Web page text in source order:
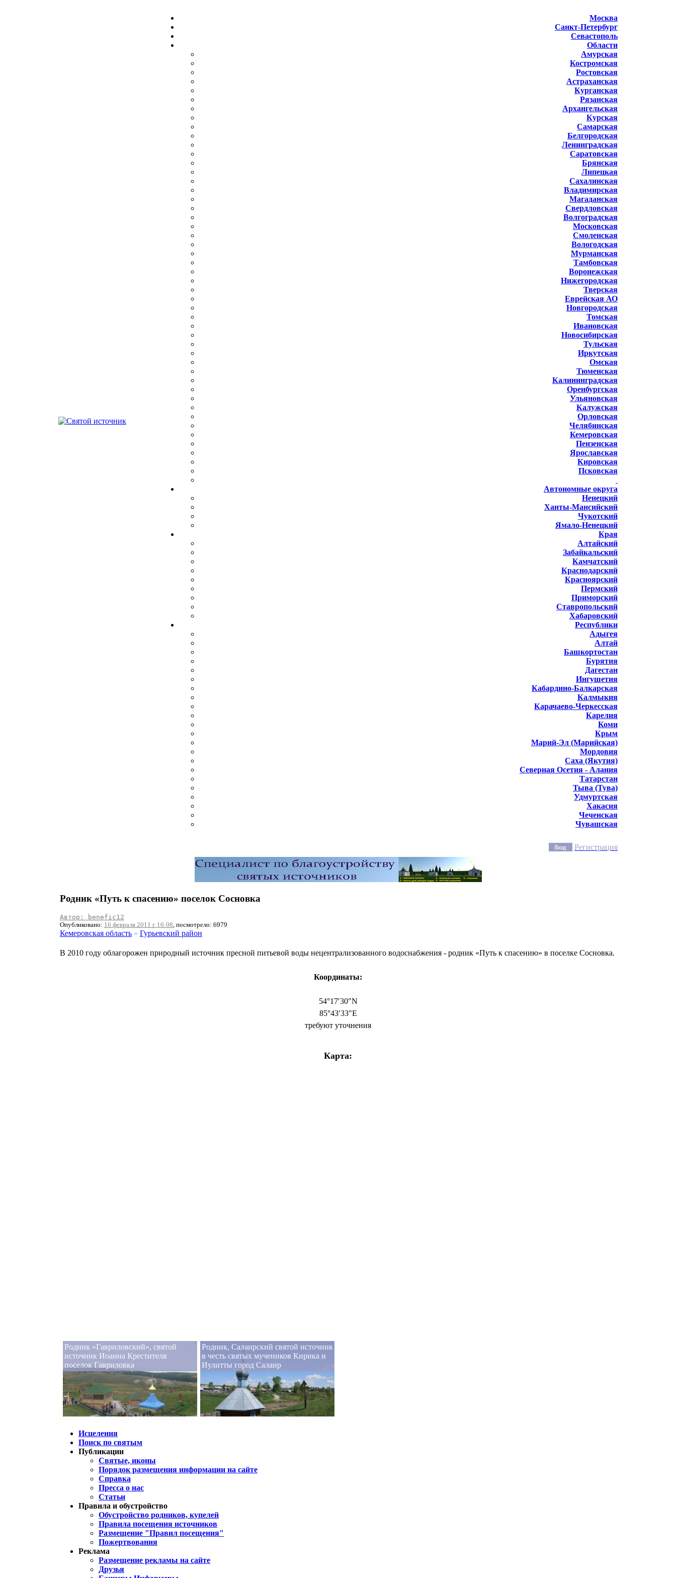
Москва
Санкт-Петербург
Севастополь
Области
Амурская
Костромская
Ростовская
Астраханская
Курганская
Рязанская
Архангельская
Курская
Самарская
Белгородская
Ленинградская
Саратовская
Брянская
Липецкая
Сахалинская
Владимирская
Магаданская
Свердловская
Волгоградская
Московская
Смоленская
Вологодская
Мурманская
Тамбовская
Воронежская
Нижегородская
Тверская
Еврейская АО
Новгородская
Томская
Ивановская
Новосибирская
Тульская
Иркутская
Омская
Тюменская
Калининградская
Оренбургская
Ульяновская
Калужская
Орловская
Челябинская
Кемеровская
Пензенская
Ярославская
Кировская
Псковская
Автономные округа
Ненецкий
Ханты-Мансийский
Чукотский
Ямало-Ненецкий
Края
Алтайский
Забайкальский
Камчатский
Краснодарский
Красноярский
Пермский
Приморский
Ставропольский
Хабаровский
Республики
Адыгея
Алтай
Башкортостан
Бурятия
Дагестан
Ингушетия
Кабардино-Балкарская
Калмыкия
Карачаево-Черкесская
Карелия
Коми
Крым
Марий-Эл (Марийская)
Мордовия
Саха (Якутия)
Северная Осетия - Алания
Татарстан
Тыва (Тува)
Удмуртская
Хакасия
Чеченская
Чувашская
Регистрация
Родник «Путь к спасению» поселок Сосновка
Автор: benefic12
Опубликовано: 16 февраля 2011 г. 16:08, посмотрело: 6979
Кемеровская область » Гурьевский район
В 2010 году облагорожен природный источник пресной питьевой воды нецентрализованного водоснабжения - родник «Путь к спасению» в поселке Сосновка.
Координаты:
54°17′30″N
85°43′33″E
требуют уточнения
Карта:
Родник «Гавриловский», святой
источник Иоанна Крестителя
поселок Гавриловка
Родник, Салаирский святой источник
в честь святых мучеников Кирика и
Иулитты город Салаир
Исцеления
Поиск по святым
Публикации
Святые, иконы
Порядок размещения информации на сайте
Справка
Пресса о нас
Статьи
Правила и обустройство
Обустройство родников, купелей
Правила посещения источников
Размещение "Правил посещения"
Пожертвования
Реклама
Размещение рекламы на сайте
Друзья